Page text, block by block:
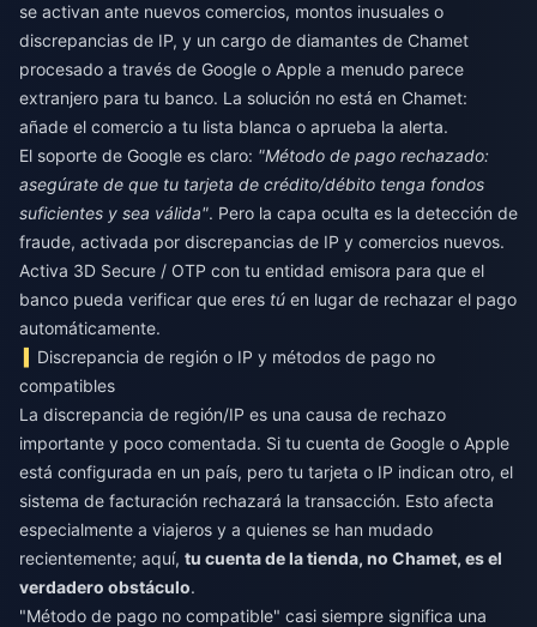
se activan ante nuevos comercios, montos inusuales o
discrepancias de IP, y un cargo de diamantes de Chamet
procesado a través de Google o Apple a menudo parece
extranjero para tu banco. La solución no está en Chamet:
añade el comercio a tu lista blanca o aprueba la alerta.
El soporte de Google es claro: "Método de pago rechazado:
asegúrate de que tu tarjeta de crédito/débito tenga fondos
suficientes y sea válida". Pero la capa oculta es la detección de
fraude, activada por discrepancias de IP y comercios nuevos.
Activa 3D Secure / OTP con tu entidad emisora para que el
banco pueda verificar que eres tú en lugar de rechazar el pago
automáticamente.
Discrepancia de región o IP y métodos de pago no
compatibles
La discrepancia de región/IP es una causa de rechazo
importante y poco comentada. Si tu cuenta de Google o Apple
está configurada en un país, pero tu tarjeta o IP indican otro, el
sistema de facturación rechazará la transacción. Esto afecta
especialmente a viajeros y a quienes se han mudado
recientemente; aquí, tu cuenta de la tienda, no Chamet, es el
verdadero obstáculo.
"Método de pago no compatible" casi siempre significa una